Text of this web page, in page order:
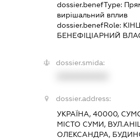
dossier.benefType:
вирішальний вплив
dossier.benefRole:
БЕНЕФІЦІАРНИЙ
dossier.smida:
dossier.address:
УКРАЇНА, 40000,
МІСТО СУМИ,
ОЛЕКСАНДРА,